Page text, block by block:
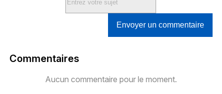
Envoyer un commentaire
Commentaires
Aucun commentaire pour le moment.